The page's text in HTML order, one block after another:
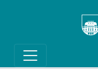
Main